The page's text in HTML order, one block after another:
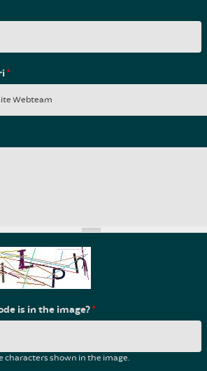
*
is in the image?*
characters shown in the image.